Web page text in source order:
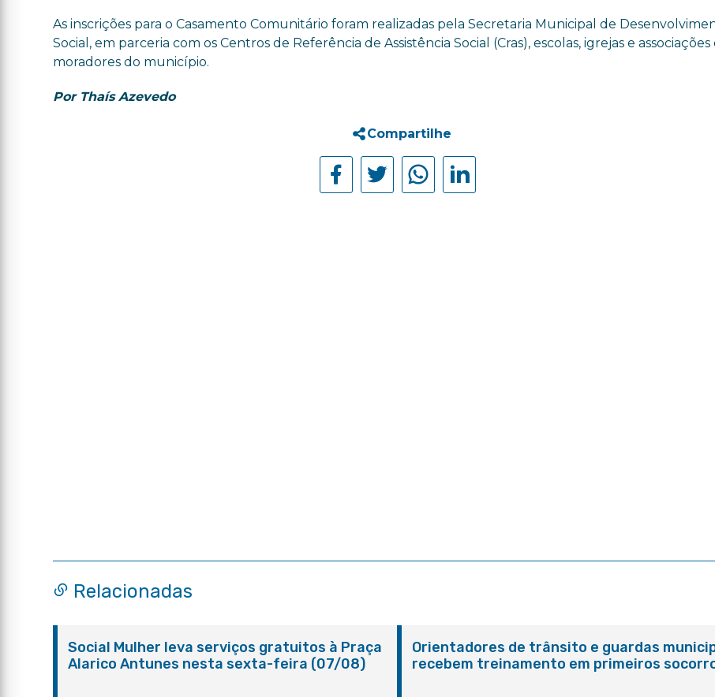
As inscrições para o Casamento Comunitário foram realizadas pela Secretaria Municipal de
Social, em parceria com os Centros de Referência de Assistência Social (Cras), escolas, igrejas e associações
moradores do município.
Por Thaís Azevedo
Compartilhe
Relacionadas
Social Mulher leva serviços gratuitos à Praça
Alarico Antunes nesta sexta-feira (07/08)
Orientadores de trânsito e guardas
recebem treinamento em primeiros